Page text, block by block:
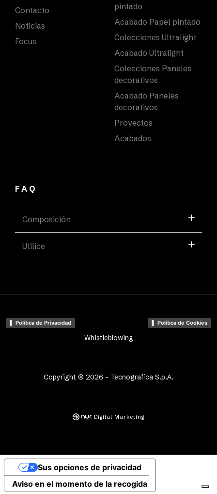
Contacto
Noticias
Focus
pintado
Acabado Papel pintado
Colecciones Ultralight
Acabado Ultralight
Colecciones Paneles
decorativos
Acabado Paneles
decorativos
Proyectos
Acabados
FAQ
Composición
Utilice
Copyright © 2026 - Tecnografica S.p.A.
Política de Privacidad Política de Cookies
Whistleblowing
Digital Marketing
Aviso en el momento de la recogida
Sus opciones de privacidad